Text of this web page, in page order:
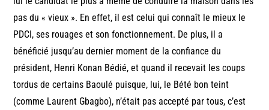
pas du « vieux ». En effet, il est celui qui connaît le mieux le
PDCI, ses rouages et son fonctionnement. De plus, il a
bénéficié jusqu’au dernier moment de la confiance du
président, Henri Konan Bédié, et quand il recevait les coups
tordus de certains Baoulé puisque, lui, le Bété bon teint
(comme Laurent Gbagbo), n’était pas accepté par tous, c’est